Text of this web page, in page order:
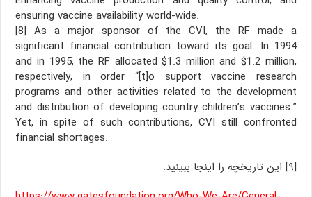
ensuring vaccine availability world-wide.
[8] As a major sponsor of the CVI, the RF made a
significant financial contribution toward its goal. In 1994
and in 1995, the RF allocated $1.3 million and $1.2 million,
respectively, in order “[t]o support vaccine research
programs and other activities related to the development
and distribution of developing country children’s vaccines.”
Yet, in spite of such contributions, CVI still confronted
financial shortages.
[۹] این تاریخچه را اینجا ببینید: